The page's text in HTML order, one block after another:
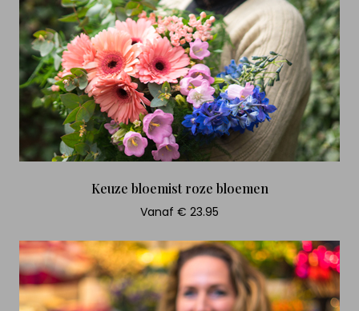
Keuze bloemist roze bloemen
Vanaf € 23.95